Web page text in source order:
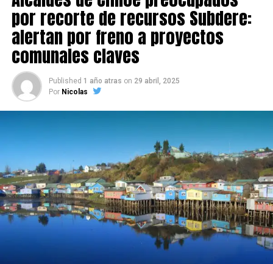
por recorte de recursos Subdere:
alertan por freno a proyectos
comunales claves
Published 1 año atras on 29 abril, 2025
Por Nicolas